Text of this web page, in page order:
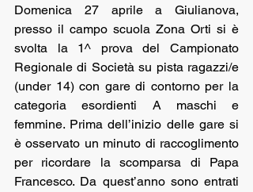
Domenica 27 aprile a Giulianova,
presso il campo scuola Zona Orti si è
svolta la 1^ prova del Campionato
Regionale di Società su pista ragazzi/e
(under 14) con gare di contorno per la
categoria esordienti A maschi e
femmine. Prima dell’inizio delle gare si
è osservato un minuto di raccoglimento
per ricordare la scomparsa di Papa
Francesco. Da quest’anno sono entrati